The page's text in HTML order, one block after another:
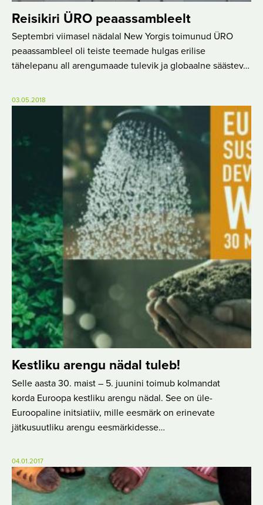
Reisikiri ÜRO peaassambleelt
Septembri viimasel nädalal New Yorgis toimunud ÜRO
peaassambleel oli teiste teemade hulgas erilise
tähelepanu all arengumaade tulevik ja globaalne säästev…
03.05.2018
Kestliku arengu nädal tuleb!
Selle aasta 30. maist – 5. juunini toimub kolmandat
korda Euroopa kestliku arengu nädal. See on üle-
Euroopaline initsiatiiv, mille eesmärk on erinevate
jätkusuutliku arengu eesmärkidesse…
04.01.2017